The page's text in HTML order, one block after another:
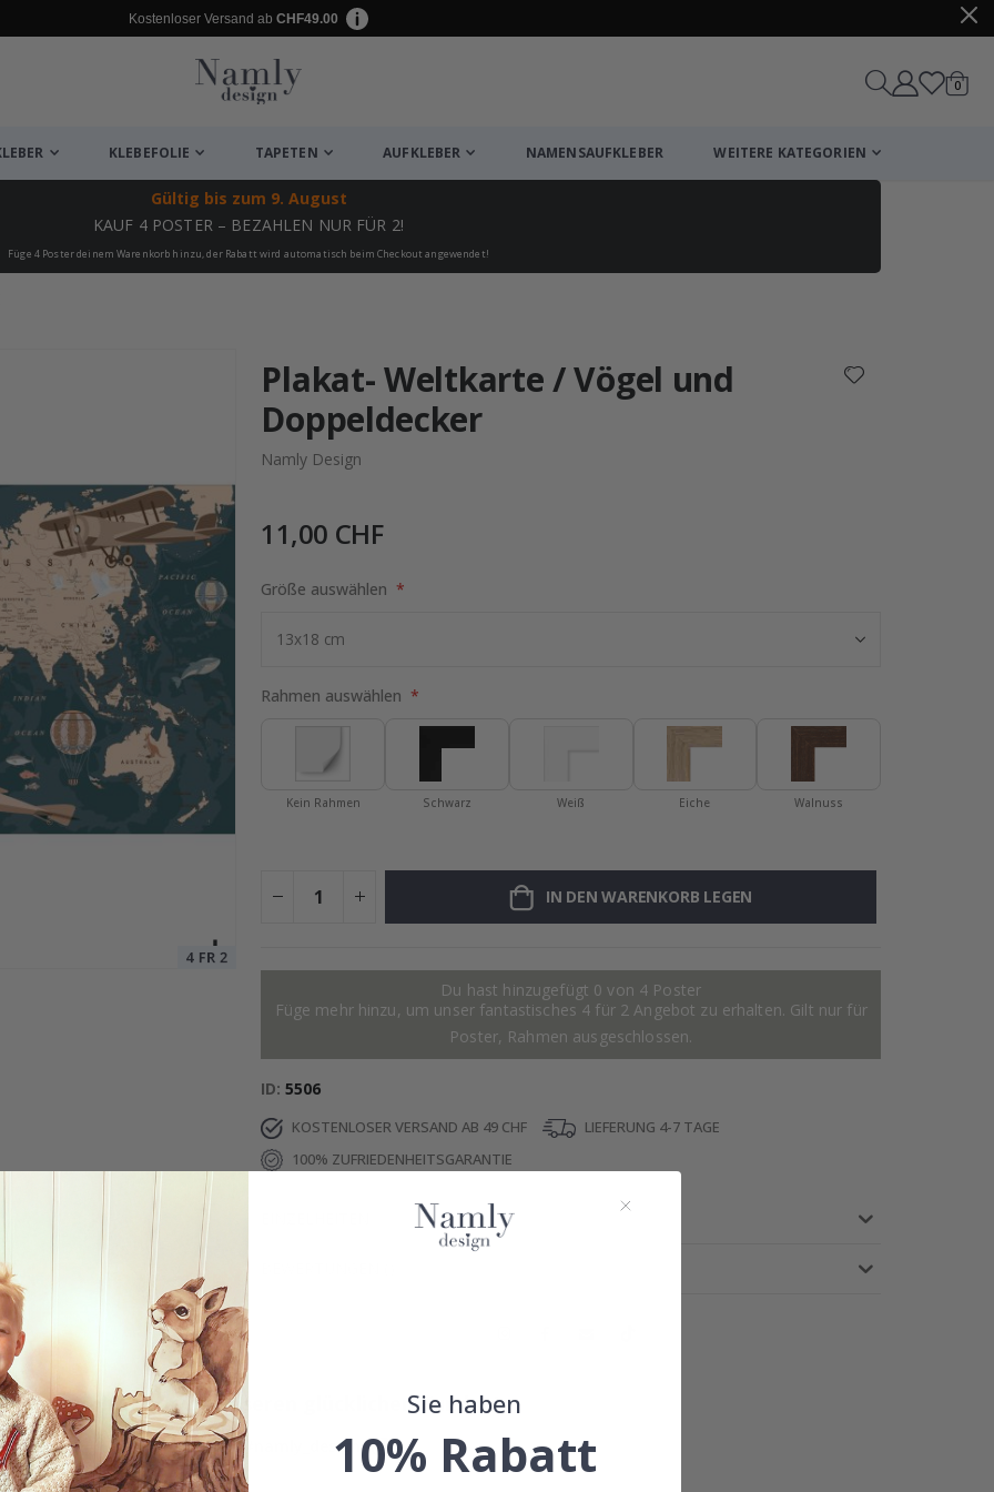
Kostenloser Versand ab CHF49.00
Wagen
0
KLEBEFOLIE TAPETEN AUFKLEBER NAMENSAUFKLEBER WEITERE KATEGORIEN
Gültig bis zum 9. August
KAUF 4 POSTER – BEZAHLEN NUR FÜR 2!
Füge 4 Poster deinem Warenkorb hinzu, der Rabatt wird automatisch beim Checkout angewendet!
- Wo alles begann
Special
Price
15,00 €
Plakat- Weltkarte / Vögel und
Doppeldecker
Namly Design
11,00 CHF
Größe auswählen
Rahmen auswählen
Kein Rahmen Schwarz Weiß Eiche Walnuss
IN DEN WARENKORB LEGEN
Du hast hinzugefügt 0 von 4 Poster
Füge mehr hinzu, um unser fantastisches 4 für 2 Angebot zu erhalten. Gilt nur für
Poster, Rahmen ausgeschlossen.
ID 5506
KOSTENLOSER VERSAND AB 49 CHF
LIEFERUNG 4-7 TAGE
100% ZUFRIEDENHEITSGARANTIE
Inspiration von unseren glücklichen Kunden!
Teile dein Bild mit #namly_design
Sie haben
10% Rabatt